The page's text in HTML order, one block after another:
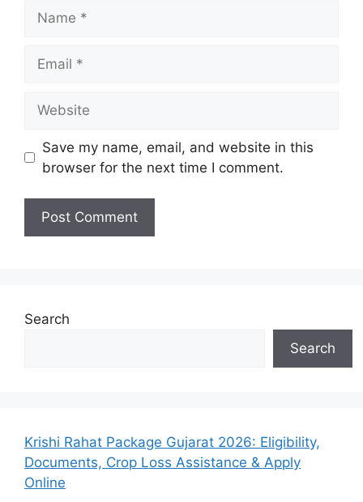
Save my name, email, and website in this
browser for the next time I comment.
Search
Search
Krishi Rahat Package Gujarat 2026: Eligibility,
Documents, Crop Loss Assistance & Apply
Online